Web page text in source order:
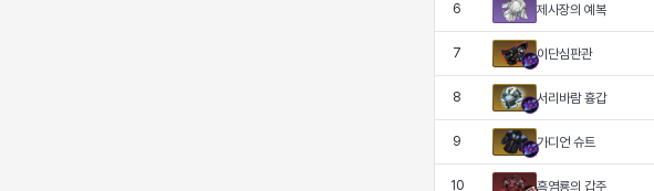
6 제사장의 예복
7 이단심판관
8 서리바람 흉갑
9 가디언 슈트
10 흑염룡의 갑주